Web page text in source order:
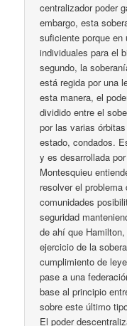
centralizador poder
embargo, esta
suficiente porque
individuales para el
segundo, la
está regida por una
esta manera, el
dividido entre el
por las varias
estado, condados.
y es desarrollada
Montesquieu
resolver el
comunidades
seguridad
de ahí que
ejercicio de la
cumplimiento de
pase a una
base al principio
sobre este último
El poder